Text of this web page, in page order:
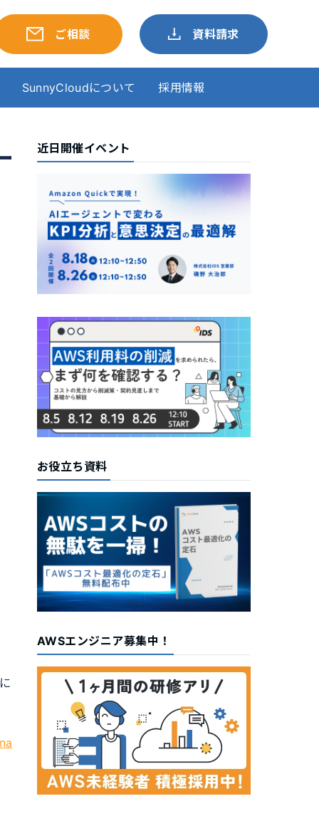
ご相談 資料請求
SunnyCloudについて 採用情報
近日開催イベント
お役立ち資料
AWSエンジニア募集中！